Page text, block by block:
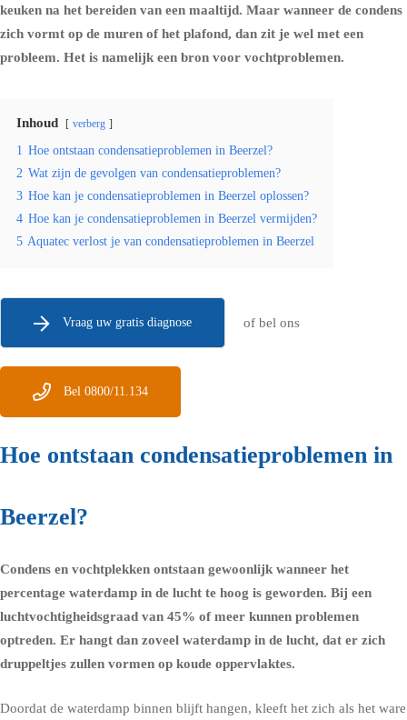
keuken na het bereiden van een maaltijd. Maar wanneer de condens
zich vormt op de muren of het plafond, dan zit je wel met een
probleem. Het is namelijk een bron voor vochtproblemen.
Inhoud verberg
1 Hoe ontstaan condensatieproblemen in Beerzel?
2 Wat zijn de gevolgen van condensatieproblemen?
3 Hoe kan je condensatieproblemen in Beerzel oplossen?
4 Hoe kan je condensatieproblemen in Beerzel vermijden?
5 Aquatec verlost je van condensatieproblemen in Beerzel
Vraag uw gratis diagnose of bel ons
Bel 0800/11.134
Hoe ontstaan condensatieproblemen in
Beerzel?
Condens en vochtplekken ontstaan gewoonlijk wanneer het
percentage waterdamp in de lucht te hoog is geworden. Bij een
luchtvochtigheidsgraad van 45% of meer kunnen problemen
optreden. Er hangt dan zoveel waterdamp in de lucht, dat er zich
druppeltjes zullen vormen op koude oppervlaktes.
Doordat de waterdamp binnen blijft hangen, kleeft het zich als het ware